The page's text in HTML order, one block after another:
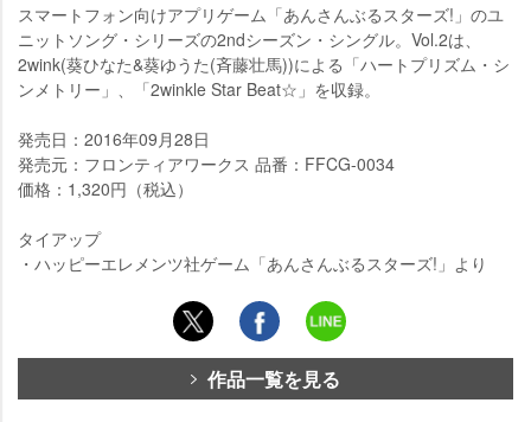
スマートフォン向けアプリゲーム「あんさんぶるスターズ!」のユ
ニットソング・シリーズの2ndシーズン・シングル。Vol.2は、
2wink(葵ひなた&葵ゆうた(斉藤壮馬))による「ハートプリズム・シ
ンメトリー」、「2winkle Star Beat☆」を収録。
発売日：2016年09月28日
発売元：フロンティアワークス 品番：FFCG-0034
価格：1,320円（税込）
タイアップ
・ハッピーエレメンツ社ゲーム「あんさんぶるスターズ!」より
作品一覧を見る